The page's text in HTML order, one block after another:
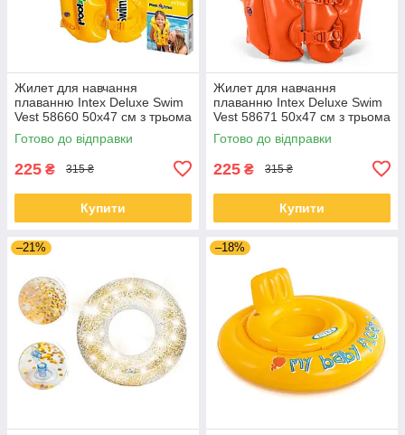
Жилет для навчання
плаванню Intex Deluxe Swim
Vest 58660 50x47 см з трьома
камерами та застібками
Готово до відправки
225 ₴ 315 ₴
Купити
Жилет для навчання
плаванню Intex Deluxe Swim
Vest 58671 50x47 см з трьома
камерами та застібками
Готово до відправки
225 ₴ 315 ₴
Купити
–21% –18%